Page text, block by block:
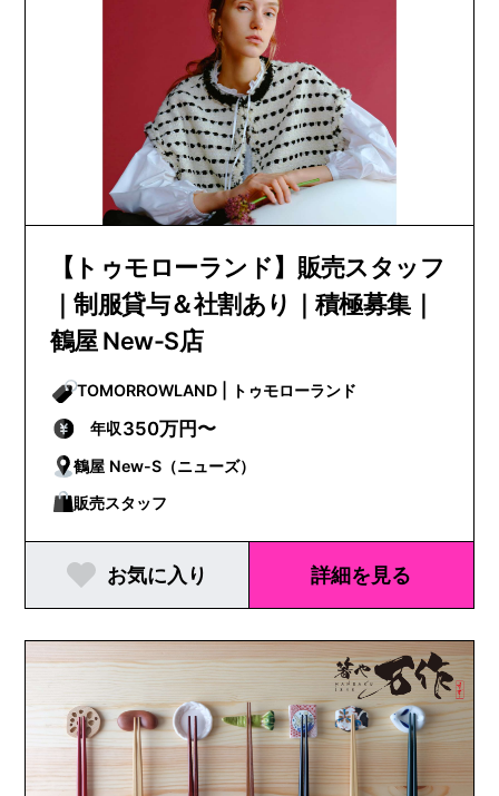
【トゥモローランド】販売スタッフ
｜制服貸与＆社割あり｜積極募集｜
鶴屋 New-S店
TOMORROWLAND | トゥモローランド
年収350万円〜
鶴屋 New-S（ニューズ）
販売スタッフ
お気に入り 詳細を見る